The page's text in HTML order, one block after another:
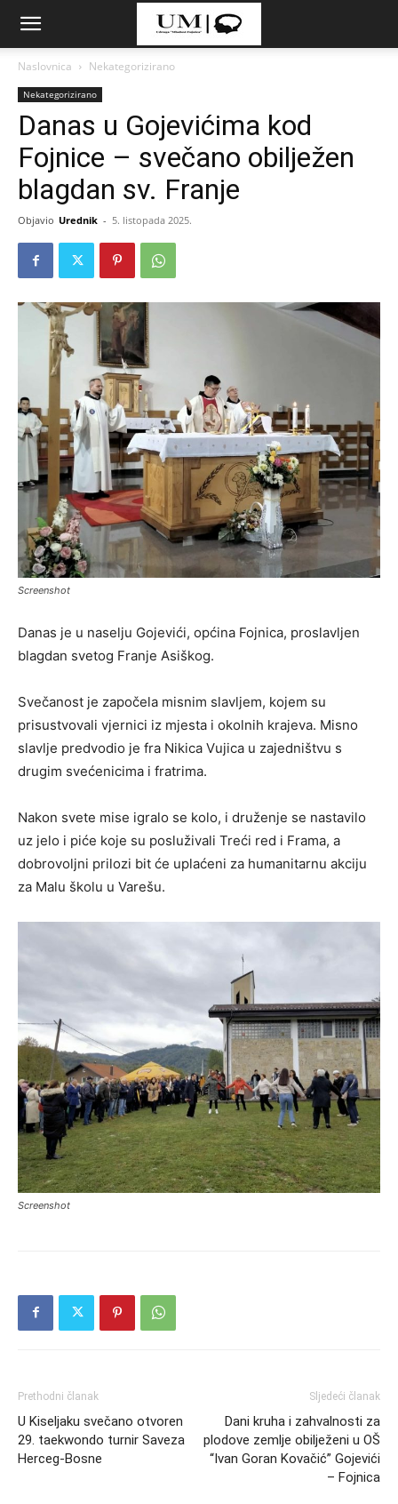
Naslovnica Nekategorizirano
Nekategorizirano
Danas u Gojevićima kod
Fojnice – svečano obilježen
blagdan sv. Franje
Objavio Urednik - 5. listopada 2025.
Screenshot
Danas je u naselju Gojevići, općina Fojnica, proslavljen
blagdan svetog Franje Asiškog.
Svečanost je započela misnim slavljem, kojem su
prisustvovali vjernici iz mjesta i okolnih krajeva. Misno
slavlje predvodio je fra Nikica Vujica u zajedništvu s
drugim svećenicima i fratrima.
Nakon svete mise igralo se kolo, i druženje se nastavilo
uz jelo i piće koje su posluživali Treći red i Frama, a
dobrovoljni prilozi bit će uplaćeni za humanitarnu akciju
za Malu školu u Varešu.
Screenshot
Prethodni članak
U Kiseljaku svečano otvoren
29. taekwondo turnir Saveza
Herceg‐Bosne
Sljedeći članak
Dani kruha i zahvalnosti za
plodove zemlje obilježeni u OŠ
“Ivan Goran Kovačić” Gojevići
– Fojnica